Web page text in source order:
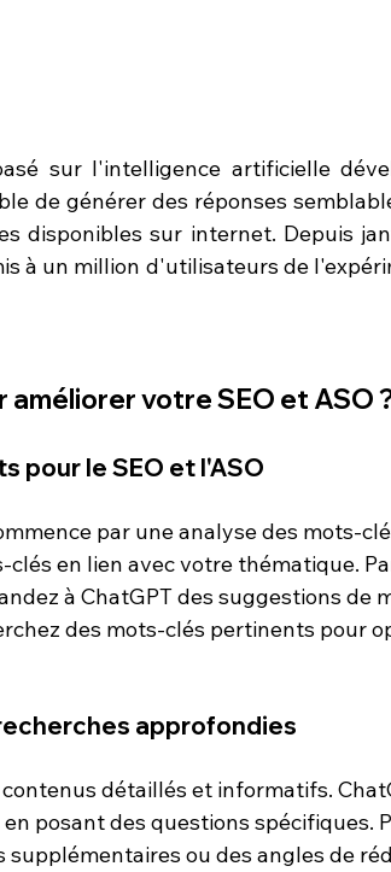
sur l'intelligence artificielle
de générer des réponses
disponibles sur internet. Depuis
à un million d'utilisateurs de
votre SEO et ASO
pour le SEO et l'ASO
par une analyse des mots-
en lien avec votre thématique.
à ChatGPT des suggestions de
des mots-clés pertinents pour
approfondies
détaillés et informatifs.
posant des questions spécifiques.
ou des angles de